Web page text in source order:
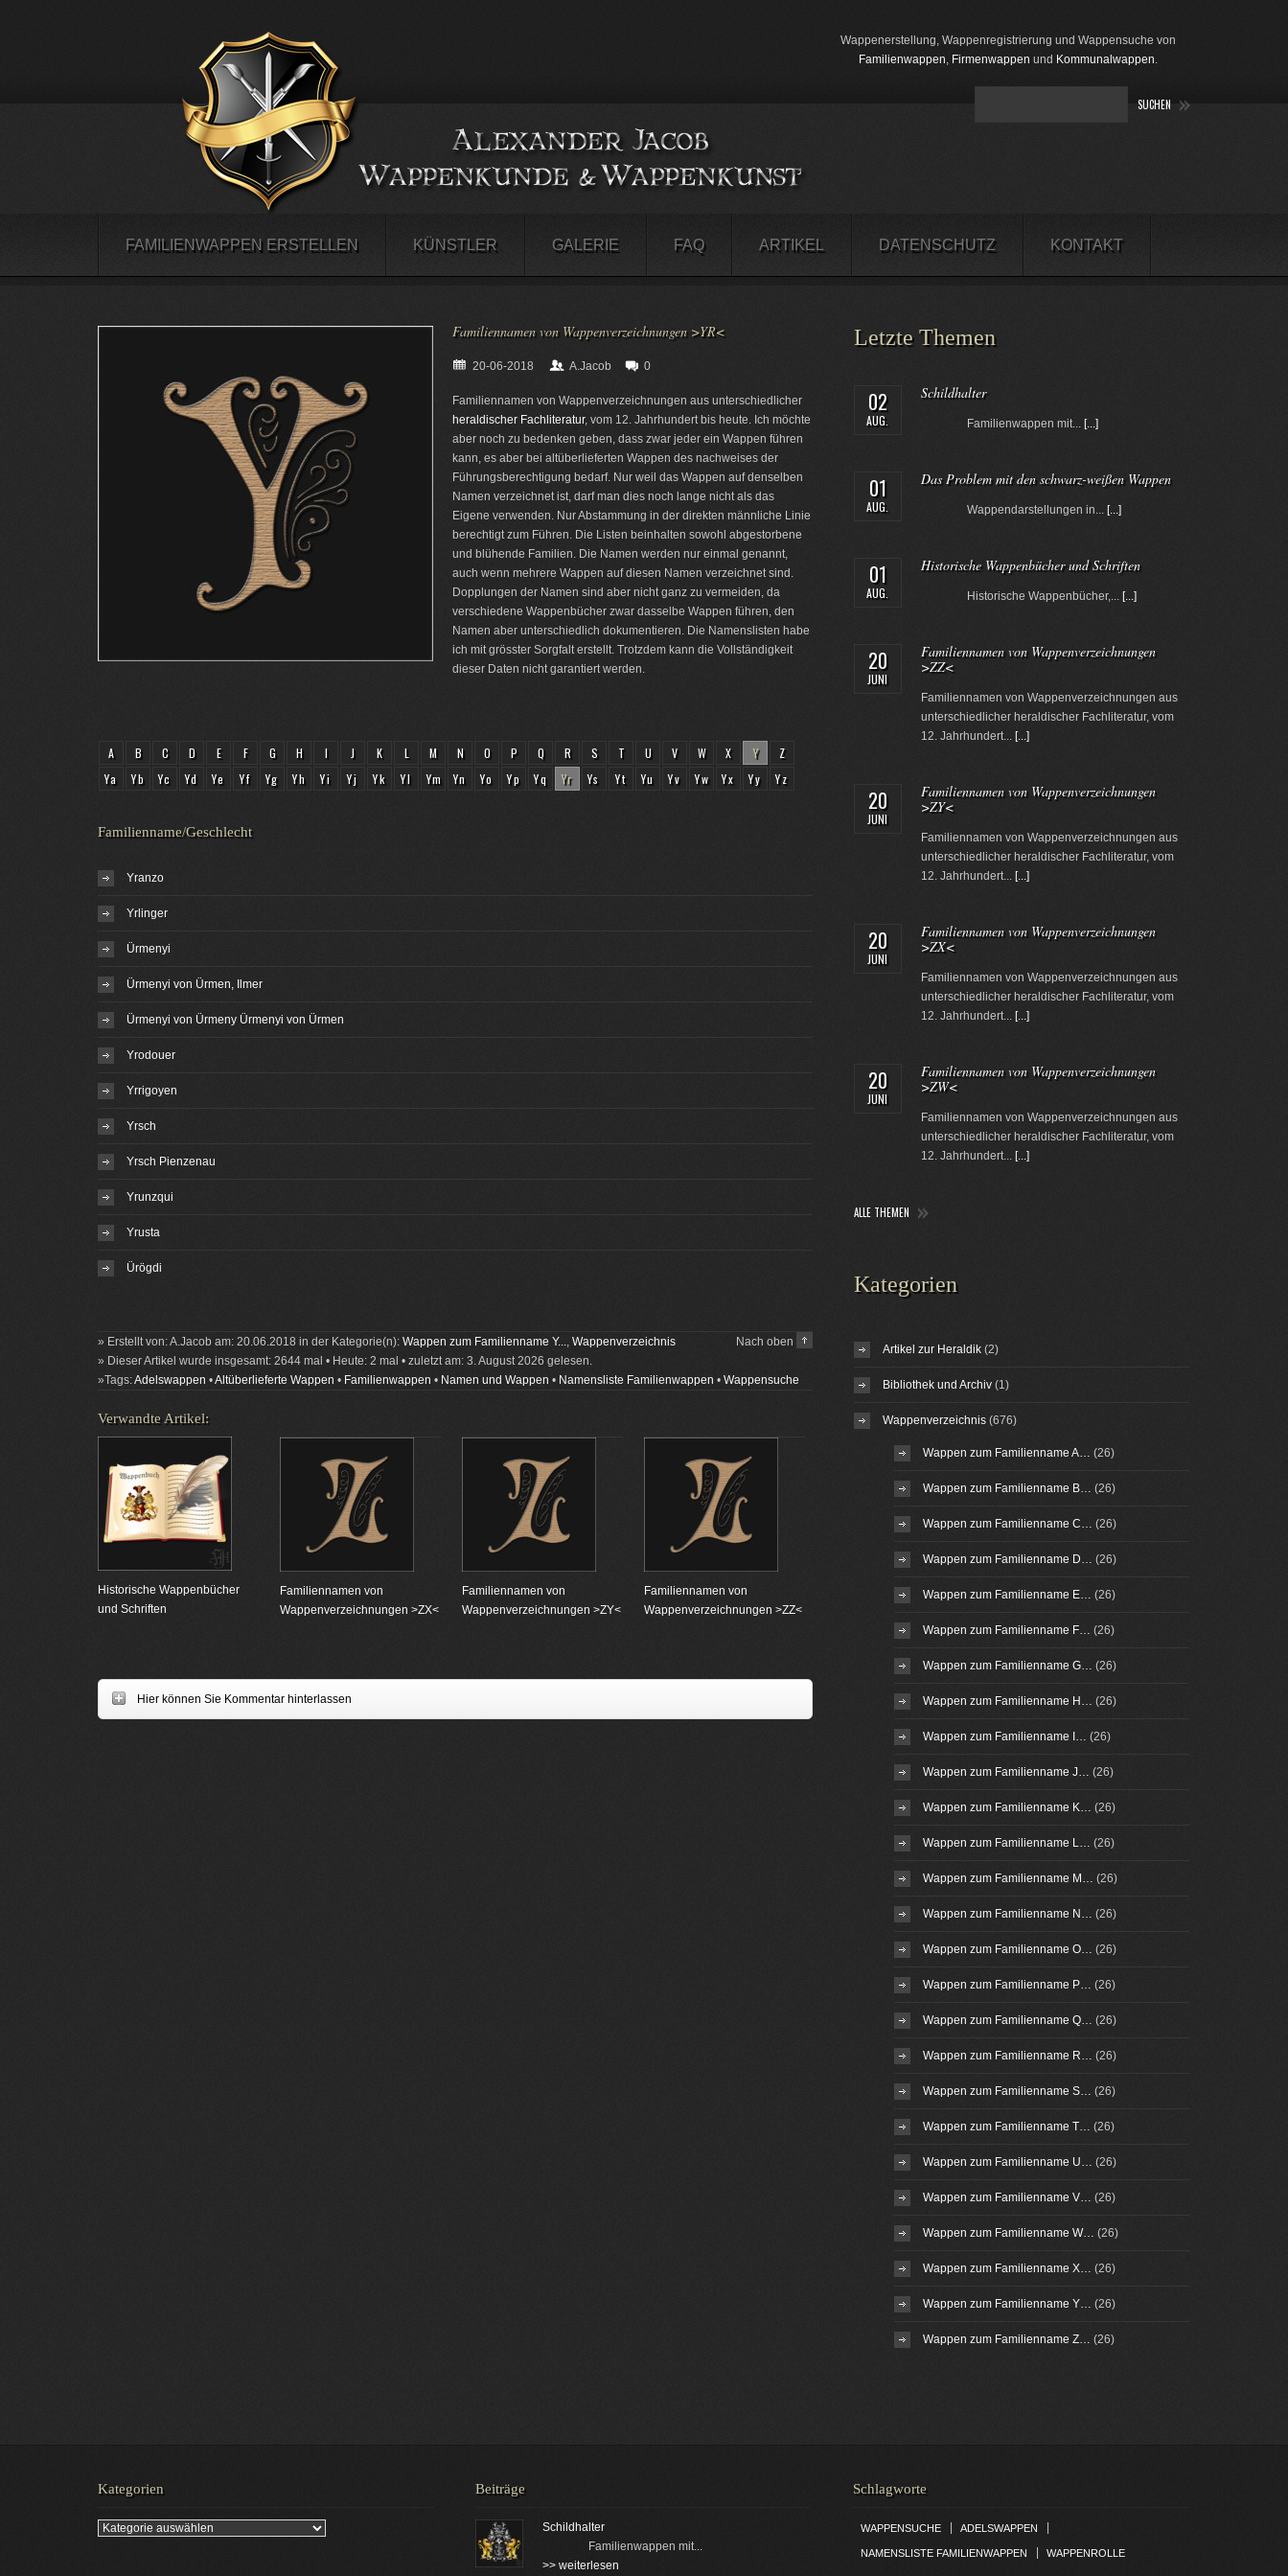
Wappenerstellung, Wappenregistrierung und Wappensuche von
Familienwappen, Firmenwappen und Kommunalwappen.
FAMILIENWAPPEN ERSTELLEN KÜNSTLER GALERIE FAQ ARTIKEL DATENSCHUTZ KONTAKT
Familiennamen von Wappenverzeichnungen >YR<
20-06-2018 A.Jacob 0
Familiennamen von Wappenverzeichnungen aus unterschiedlicher
heraldischer Fachliteratur, vom 12. Jahrhundert bis heute. Ich möchte
aber noch zu bedenken geben, dass zwar jeder ein Wappen führen
kann, es aber bei altüberlieferten Wappen des nachweises der
Führungsberechtigung bedarf. Nur weil das Wappen auf denselben
Namen verzeichnet ist, darf man dies noch lange nicht als das
Eigene verwenden. Nur Abstammung in der direkten männliche Linie
berechtigt zum Führen. Die Listen beinhalten sowohl abgestorbene
und blühende Familien. Die Namen werden nur einmal genannt,
auch wenn mehrere Wappen auf diesen Namen verzeichnet sind.
Dopplungen der Namen sind aber nicht ganz zu vermeiden, da
verschiedene Wappenbücher zwar dasselbe Wappen führen, den
Namen aber unterschiedlich dokumentieren. Die Namenslisten habe
ich mit grösster Sorgfalt erstellt. Trotzdem kann die Vollständigkeit
dieser Daten nicht garantiert werden.
A B C D E F G H I J K L M N O P Q R S T U V W X Y
Z
Ya
Yb Yc Yd Ye Yf Yg Yh Yi Yj Yk Yl Ym Yn Yo Yp Yq Yr Ys Yt Yu Yv Yw Yx Yy Yz
Familienname/Geschlecht
Yranzo
Yrlinger
Ürmenyi
Ürmenyi von Ürmen, Ilmer
Ürmenyi von Ürmeny Ürmenyi von Ürmen
Yrodouer
Yrrigoyen
Yrsch
Yrsch Pienzenau
Yrunzqui
Yrusta
Ürögdi
Nach oben
» Erstellt von: A.Jacob am: 20.06.2018 in der Kategorie(n): Wappen zum Familienname Y..., Wappenverzeichnis
» Dieser Artikel wurde insgesamt: 2644 mal • Heute: 2 mal • zuletzt am: 3. August 2026 gelesen.
»Tags:Adelswappen •Altüberlieferte Wappen • Familienwappen • Namen und Wappen • Namensliste Familienwappen • Wappensuche
Verwandte Artikel:
Historische Wappenbücher
und Schriften
Familiennamen von
Wappenverzeichnungen >ZX<
Familiennamen von
Wappenverzeichnungen >ZY<
Familiennamen von
Wappenverzeichnungen >ZZ<
Hier können Sie Kommentar hinterlassen
Letzte Themen
02
AUG.
Schildhalter
Familienwappen mit... [...]
01
AUG.
Das Problem mit den schwarz-weißen Wappen
Wappendarstellungen in... [...]
01
AUG.
Historische Wappenbücher und Schriften
Historische Wappenbücher,... [...]
20
JUNI
Familiennamen von Wappenverzeichnungen
>ZZ<
Familiennamen von Wappenverzeichnungen aus
unterschiedlicher heraldischer Fachliteratur, vom
12. Jahrhundert... [...]
20
JUNI
Familiennamen von Wappenverzeichnungen
>ZY<
Familiennamen von Wappenverzeichnungen aus
unterschiedlicher heraldischer Fachliteratur, vom
12. Jahrhundert... [...]
20
JUNI
Familiennamen von Wappenverzeichnungen
>ZX<
Familiennamen von Wappenverzeichnungen aus
unterschiedlicher heraldischer Fachliteratur, vom
12. Jahrhundert... [...]
20
JUNI
Familiennamen von Wappenverzeichnungen
>ZW<
Familiennamen von Wappenverzeichnungen aus
unterschiedlicher heraldischer Fachliteratur, vom
12. Jahrhundert... [...]
ALLE THEMEN
Kategorien
Artikel zur Heraldik(2)
Bibliothek und Archiv(1)
Wappenverzeichnis(676)
Wappen zum Familienname A… (26)
Wappen zum Familienname B… (26)
Wappen zum Familienname C… (26)
Wappen zum Familienname D… (26)
Wappen zum Familienname E… (26)
Wappen zum Familienname F… (26)
Wappen zum Familienname G… (26)
Wappen zum Familienname H… (26)
Wappen zum Familienname I… (26)
Wappen zum Familienname J… (26)
Wappen zum Familienname K… (26)
Wappen zum Familienname L… (26)
Wappen zum Familienname M… (26)
Wappen zum Familienname N… (26)
Wappen zum Familienname O… (26)
Wappen zum Familienname P… (26)
Wappen zum Familienname Q… (26)
Wappen zum Familienname R… (26)
Wappen zum Familienname S… (26)
Wappen zum Familienname T… (26)
Wappen zum Familienname U… (26)
Wappen zum Familienname V… (26)
Wappen zum Familienname W… (26)
Wappen zum Familienname X… (26)
Wappen zum Familienname Y… (26)
Wappen zum Familienname Z… (26)
Kategorien
Kategorien
Beiträge
Schildhalter
Familienwappen mit...
>> weiterlesen
Schlagworte
WAPPENSUCHE ADELSWAPPEN
NAMENSLISTE FAMILIENWAPPEN WAPPENROLLE